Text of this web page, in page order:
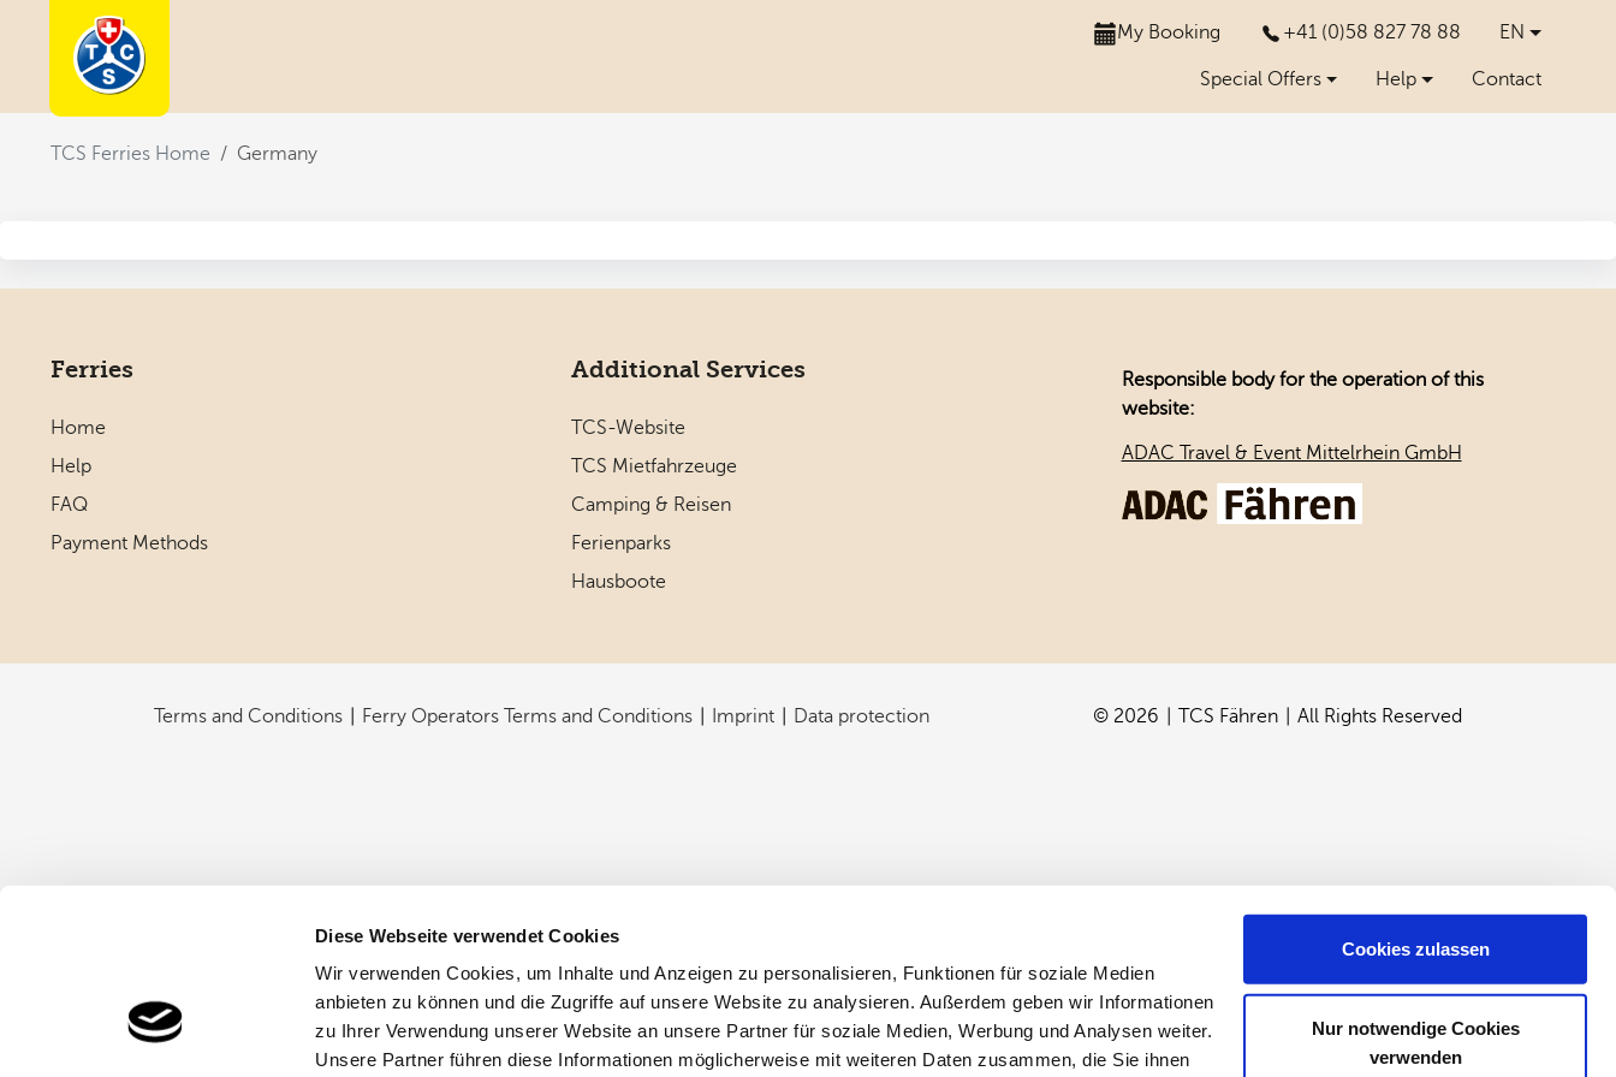
Diese Webseite verwendet Cookies
Wir verwenden Cookies, um Inhalte und Anzeigen zu personalisieren, Funktionen für soziale Medien
anbieten zu können und die Zugriffe auf unsere Website zu analysieren. Außerdem geben wir Informationen
zu Ihrer Verwendung unserer Website an unsere Partner für soziale Medien, Werbung und Analysen weiter.
Unsere Partner führen diese Informationen möglicherweise mit weiteren Daten zusammen, die Sie ihnen
Cookies zulassen
Nur notwendige Cookies
verwenden
My Booking +41 (0)58 827 78 88 EN
Special Offers Help Contact
TCS Ferries Home Germany
Ferries
Home
Help
FAQ
Payment Methods
Additional Services
TCS-Website
TCS Mietfahrzeuge
Camping & Reisen
Ferienparks
Hausboote
Responsible body for the operation of this
website:
ADAC Travel & Event Mittelrhein GmbH
Terms and Conditions Ferry Operators Terms and Conditions Imprint Data protection © 2026 TCS Fähren All Rights Reserved